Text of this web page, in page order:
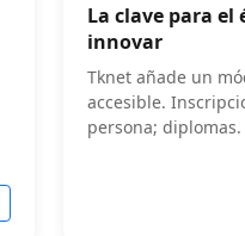
La clave para el
innovar
Tknet añade un
accesible.
persona; diplomas.